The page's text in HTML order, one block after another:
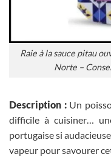
Raie à la sauce pitau
Norte –
Description :Un
difficile à cuisiner…
portugaise si
vapeur pour savourer